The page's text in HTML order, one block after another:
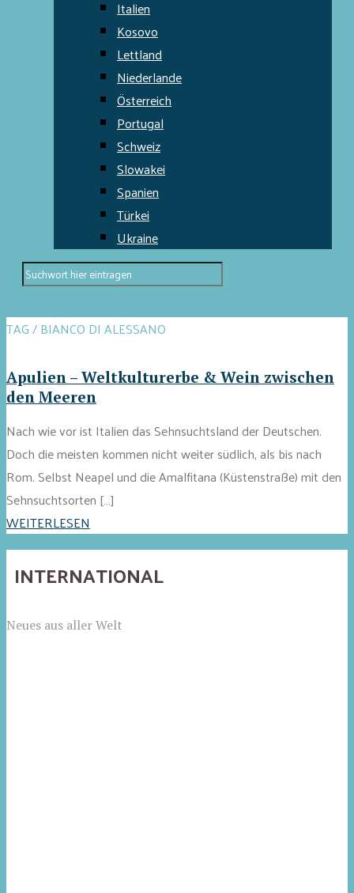
Italien
Kosovo
Lettland
Niederlande
Österreich
Portugal
Schweiz
Slowakei
Spanien
Türkei
Ukraine
TAG / BIANCO DI ALESSANO
Apulien – Weltkulturerbe & Wein zwischen
den Meeren
Nach wie vor ist Italien das Sehnsuchtsland der Deutschen.
Doch die meisten kommen nicht weiter südlich, als bis nach
Rom. Selbst Neapel und die Amalfitana (Küstenstraße) mit den
Sehnsuchtsorten […]
WEITERLESEN
INTERNATIONAL
Neues aus aller Welt